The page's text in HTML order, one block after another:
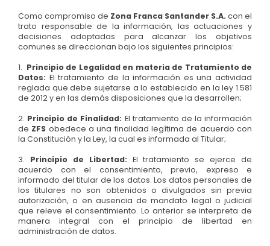
Como compromiso de Zona Franca Santander S.A. con el
trato responsable de la información, las actuaciones y
decisiones adoptadas para alcanzar los objetivos
comunes se direccionan bajo los siguientes principios:
1. Principio de Legalidad en materia de Tratamiento de
Datos: El tratamiento de la información es una actividad
reglada que debe sujetarse a lo establecido en la ley 1.581
de 2012 y en las demás disposiciones que la desarrollen;
2. Principio de Finalidad: El tratamiento de la información
de ZFS obedece a una finalidad legítima de acuerdo con
la Constitución y la Ley, la cual es informada al Titular;
3. Principio de Libertad: El tratamiento se ejerce de
acuerdo con el consentimiento, previo, expreso e
informado del titular de los datos. Los datos personales de
los titulares no son obtenidos o divulgados sin previa
autorización, o en ausencia de mandato legal o judicial
que releve el consentimiento. Lo anterior se interpreta de
manera integral con el principio de libertad en
administración de datos.